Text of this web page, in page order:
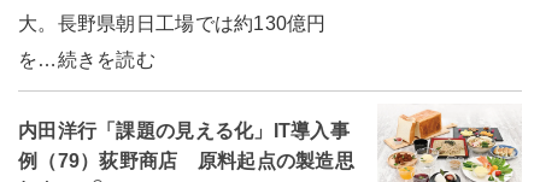
大。長野県朝日工場では約130億円
を…続きを読む
内田洋行「課題の見える化」IT導入事
例（79）荻野商店 原料起点の製造思